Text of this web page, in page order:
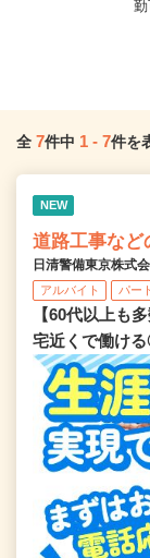
全 7件中 1 - 7件を
NEW
道路工事など
日清警備東京株式
アルバイト パー
【60代以上も
宅近くで働け